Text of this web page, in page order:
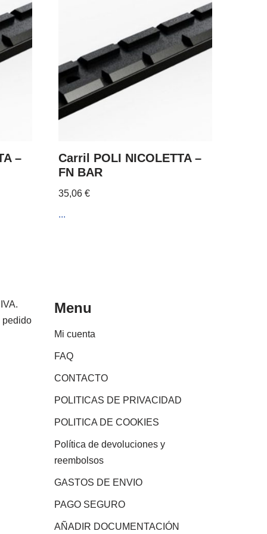
–
Carril POLI NICOLETTA –
FN BAR
35,06€
...
pedido
Menu
Mi cuenta
FAQ
CONTACTO
POLITICAS DE PRIVACIDAD
POLITICA DE COOKIES
Política de devoluciones y
reembolsos
GASTOS DE ENVIO
PAGO SEGURO
AÑADIR DOCUMENTACIÓN